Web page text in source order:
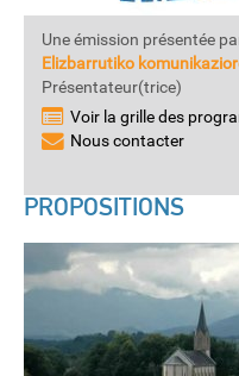
Une émission présentée
Elizbarrutiko
Présentateur(trice)
Voir la grille des
Nous contacter
PROPOSITIONS